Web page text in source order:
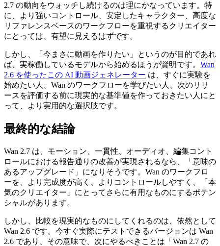
2.7 の動向をウォッチし続けるのは理にかなっています。特
に、より強いコントロール、安定したキャラクター、高度な
リファレンスベースのワークフローを重視するクリエイター
にとっては、有望に見えるはずです。
しかし、「今まさに動画を作りたい」というのが目的であれ
ば、実稼働しているモデルから始めるほうが賢明です。 Wan
2.6 を使ったこの AI 動画ジェネレーター は、すぐに実験を
始めたい人、Wan のワークフローを学びたい人、次のリリ
ースを評価する前に現実的な基準値を作っておきたい人にと
って、より実用的な選択肢です。
最終的な結論
Wan 2.7 は、モーション、一貫性、オーディオ、編集コント
ロールにおける報告通りの改善が実現されるなら、「意味の
あるアップグレード」になりそうです。Wan のワークフロ
ーを、より完成度が高く、よりコントロールしやすく、「本
気のクリエイター」にとってさらに有用なものにするポテン
シャルがあります。
しかし、比較を現実的なものにしてくれるのは、依然として
Wan 2.6 です。今すぐ実際にテストできるバージョンは Wan
2.6 であり、その意味で、次にやるべきことは「Wan 2.7 の